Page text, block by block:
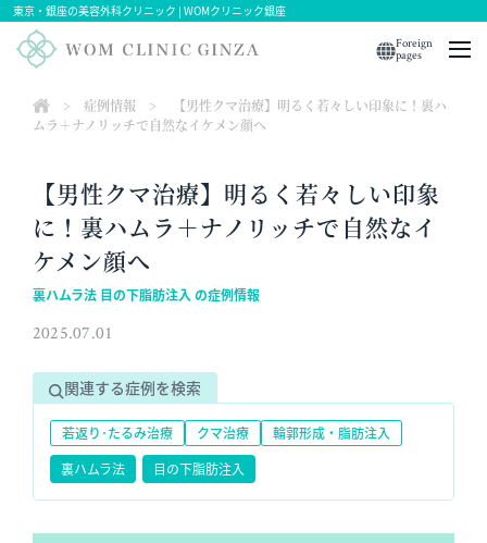
東京・銀座の美容外科クリニック | WOMクリニック銀座
Foreign
pages
> 症例情報 >
【男性クマ治療】明るく若々しい印象に！裏ハ
ムラ＋ナノリッチで自然なイケメン顔へ
【男性クマ治療】明るく若々しい印象
に！裏ハムラ＋ナノリッチで自然なイ
ケメン顔へ
裏ハムラ法 目の下脂肪注入 の症例情報
2025.07.01
関連する症例を検索
若返り･たるみ治療 クマ治療
輪郭形成・脂肪注入
裏ハムラ法
目の下脂肪注入